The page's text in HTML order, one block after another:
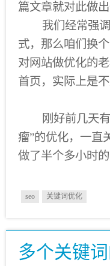
篇文章就对此做
我们经常强调
式，那么咱们换
对网站做优化的
首页，实际上是
刚好前几天有
瘤”的优化，一直
做了半个多小时
seo 关键词优化
多个关键